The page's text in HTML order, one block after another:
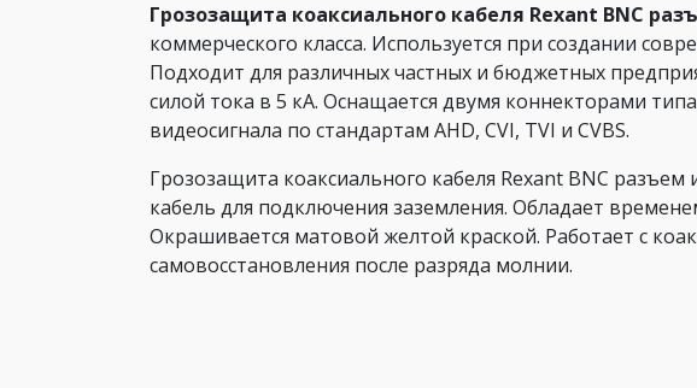
Грозозащита коаксиального кабеля Rexant BNC
коммерческого класса. Используется при создании
Подходит для различных частных и бюджетных
силой тока в 5 кА. Оснащается двумя коннекторами
видеосигнала по стандартам AHD, CVI, TVI и CVBS.
Грозозащита коаксиального кабеля Rexant BNC
кабель для подключения заземления. Обладает
Окрашивается матовой желтой краской. Работает с
самовосстановления после разряда молнии.